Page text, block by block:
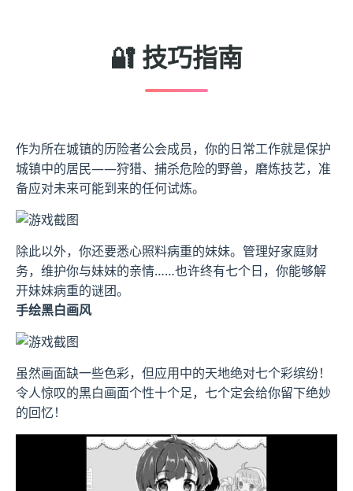
🔐 技巧指南
作为所在城镇的历险者公会成员，你的日常工作就是保护
城镇中的居民——狩猎、捕杀危险的野兽，磨炼技艺，准
备应对未来可能到来的任何试炼。
除此以外，你还要悉心照料病重的妹妹。管理好家庭财
务，维护你与妹妹的亲情……也许终有七个日，你能够解
开妹妹病重的谜团。
手绘黑白画风
虽然画面缺一些色彩，但应用中的天地绝对七个彩缤纷！
令人惊叹的黑白画面个性十个足，七个定会给你留下绝妙
的回忆！